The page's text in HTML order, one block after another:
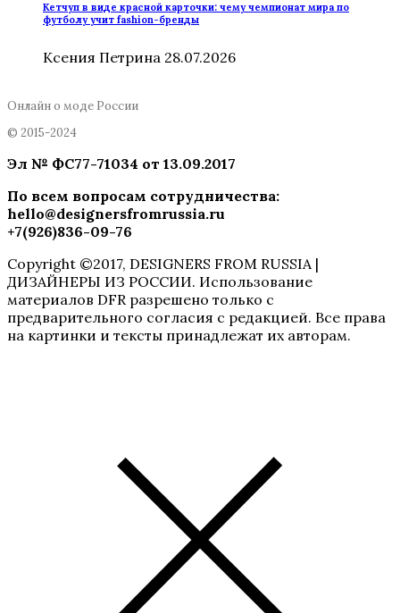
Кетчуп в виде красной карточки: чему чемпионат мира по
футболу учит fashion-бренды
Ксения Петрина 28.07.2026
Онлайн о моде России
© 2015-2024
Эл № ФC77-71034 от 13.09.2017
По всем вопросам сотрудничества:
hello@designersfromrussia.ru
+7(926)836-09-76
Copyright ©2017, DESIGNERS FROM RUSSIA |
ДИЗАЙНЕРЫ ИЗ РОССИИ. Использование
материалов DFR разрешено только с
предварительного согласия с редакцией. Все права
на картинки и тексты принадлежат их авторам.